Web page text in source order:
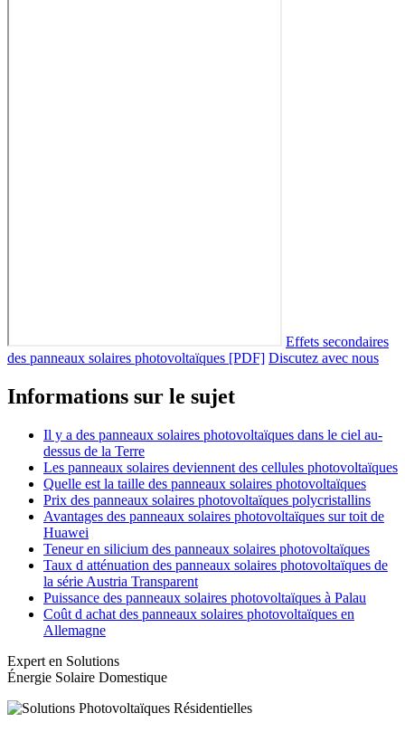
Effets secondaires
des panneaux solaires photovoltaïques [PDF] Discutez avec nous
Informations sur le sujet
Il y a des panneaux solaires photovoltaïques dans le ciel au-
dessus de la Terre
Les panneaux solaires deviennent des cellules photovoltaïques
Quelle est la taille des panneaux solaires photovoltaïques
Prix des panneaux solaires photovoltaïques polycristallins
Avantages des panneaux solaires photovoltaïques sur toit de
Huawei
Teneur en silicium des panneaux solaires photovoltaïques
Taux d atténuation des panneaux solaires photovoltaïques de
la série Austria Transparent
Puissance des panneaux solaires photovoltaïques à Palau
Coût d achat des panneaux solaires photovoltaïques en
Allemagne
Expert en Solutions
Énergie Solaire Domestique